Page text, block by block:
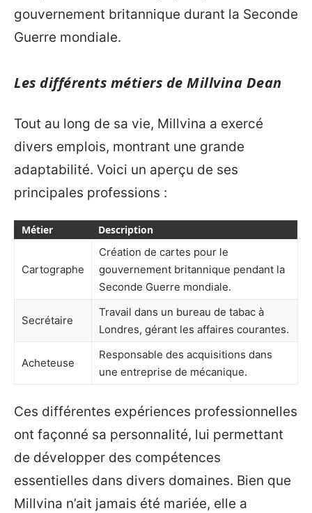
gouvernement britannique durant la Seconde
Guerre mondiale.
Les différents métiers de Millvina Dean
Tout au long de sa vie, Millvina a exercé
divers emplois, montrant une grande
adaptabilité. Voici un aperçu de ses
principales professions :
Métier Description
Cartographe
Création de cartes pour le
gouvernement britannique pendant la
Seconde Guerre mondiale.
Secrétaire
Travail dans un bureau de tabac à
Londres, gérant les affaires courantes.
Acheteuse
Responsable des acquisitions dans
une entreprise de mécanique.
Ces différentes expériences professionnelles
ont façonné sa personnalité, lui permettant
de développer des compétences
essentielles dans divers domaines. Bien que
Millvina n’ait jamais été mariée, elle a